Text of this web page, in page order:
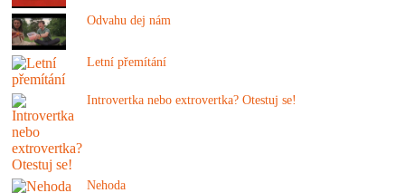
Odvahu dej nám
Letní přemítání
Introvertka nebo extrovertka? Otestuj se!
Nehoda